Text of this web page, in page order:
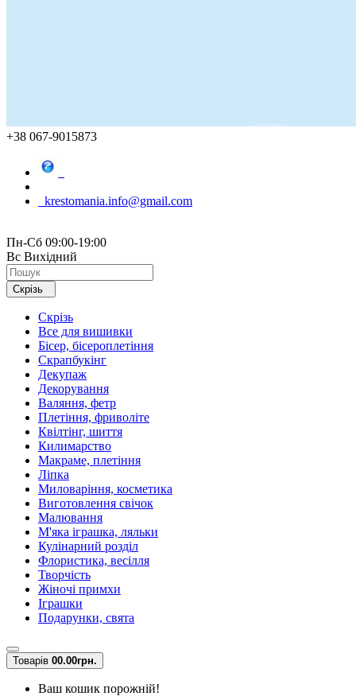
+38 067-9015873
krestomania.info@gmail.com
Пн-Сб 09:00-19:00
Вс Вихідний
Скрізь
Скрізь
Все для вишивки
Бісер, бісероплетіння
Скрапбукінг
Декупаж
Декорування
Валяння, фетр
Плетіння, фриволіте
Квілтінг, шиття
Килимарство
Макраме, плетіння
Ліпка
Миловаріння, косметика
Виготовлення свічок
Малювання
М'яка іграшка, ляльки
Кулінарний розділ
Флористика, весілля
Творчість
Жіночі примхи
Іграшки
Подарунки, свята
Товарів 00.00грн.
Ваш кошик порожній!